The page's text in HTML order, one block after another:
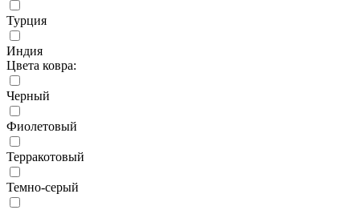
Турция
Индия
Цвета ковра:
Черный
Фиолетовый
Терракотовый
Темно-серый